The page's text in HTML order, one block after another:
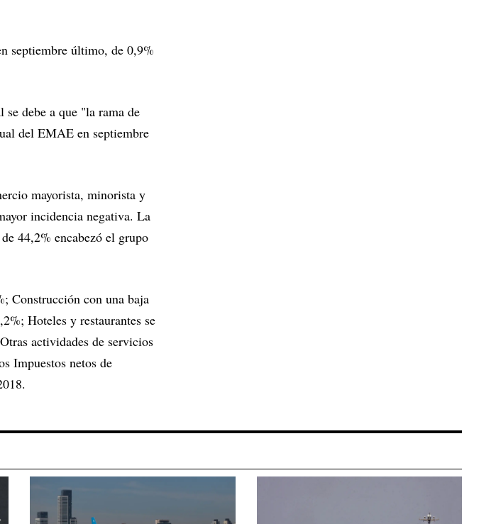
septiembre último, de 0,9%
debe a que "la rama de
del EMAE en septiembre
mayorista, minorista y
incidencia negativa. La
44,2% encabezó el grupo
Construcción con una baja
Hoteles y restaurantes se
actividades de servicios
Impuestos netos de